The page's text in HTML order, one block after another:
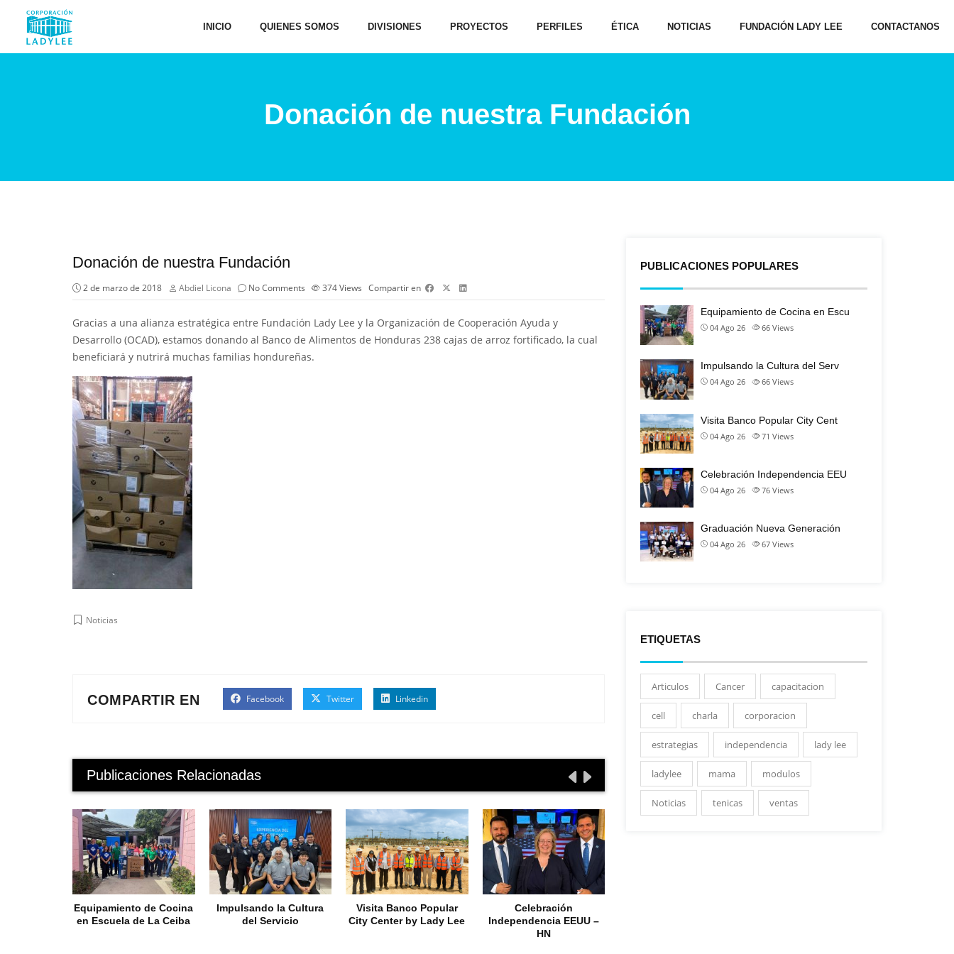
INICIO QUIENES SOMOS DIVISIONES PROYECTOS PERFILES ÉTICA NOTICIAS FUNDACIÓN LADY LEE CONTACTANOS
Donación de nuestra Fundación
Donación de nuestra Fundación
2 de marzo de 2018 Abdiel Licona No Comments 374Views Compartir en
Gracias a una alianza estratégica entre Fundación Lady Lee y la Organización de Cooperación Ayuda y
Desarrollo (OCAD), estamos donando al Banco de Alimentos de Honduras 238 cajas de arroz fortificado, la cual
beneficiará y nutrirá muchas familias hondureñas.
Noticias
COMPARTIR EN Facebook Twitter Linkedin
Publicaciones Relacionadas
Equipamiento de Cocina
en Escuela de La Ceiba
Impulsando la Cultura
del Servicio
Visita Banco Popular
City Center by Lady Lee
Celebración
Independencia EEUU –
HN
PUBLICACIONES POPULARES
Equipamiento de Cocina en Escu
04 Ago 26 66 Views
Impulsando la Cultura del Serv
04 Ago 26 66 Views
Visita Banco Popular City Cent
04 Ago 26 71 Views
Celebración Independencia EEU
04 Ago 26 76 Views
Graduación Nueva Generación
04 Ago 26 67 Views
ETIQUETAS
Articulos Cancer capacitacion
cell charla corporacion
estrategias independencia lady lee
ladylee mama modulos
Noticias tenicas ventas